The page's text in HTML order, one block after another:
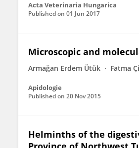
Acta Veterinaria Hungarica
Published on 01 Jun 2017
Microscopic and
Armağan Erdem Ütük Fatma
Apidologie
Published on 20 Nov 2015
Helminths of the